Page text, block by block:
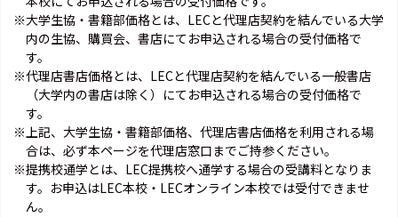
※大学生協・書籍部価格とは、LECと代理店契約を結んでいる大学
内の生協、購買会、書店にてお申込される場合の受付価格で
す。
※代理店書店価格とは、LECと代理店契約を結んでいる一般書店
（大学内の書店は除く）にてお申込される場合の受付価格で
す。
※上記、大学生協・書籍部価格、代理店書店価格を利用される場
合は、必ず本ページを代理店窓口までご持参ください。
※提携校通学とは、LEC提携校へ通学する場合の受講料となりま
す。お申込はLEC本校・LECオンライン本校では受付できませ
ん。